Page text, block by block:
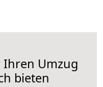
Umzug
bieten